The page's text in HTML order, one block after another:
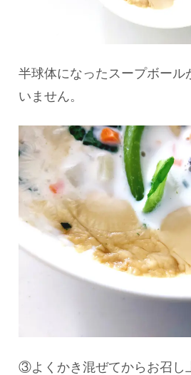
半球体になったスープボール
いません。
③よくかき混ぜてからお召し